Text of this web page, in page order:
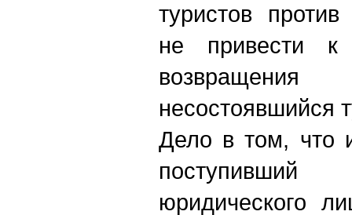
туристов
не привести к
несостоявшийся
Дело в том, что
юридического